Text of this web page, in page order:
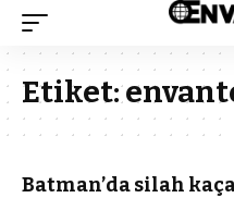
Etiket:
Batman’da silah